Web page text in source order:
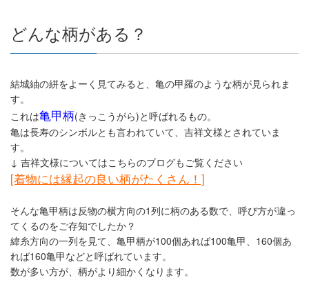
どんな柄がある？
結城紬の絣をよーく見てみると、亀の甲羅のような柄が見られま
す。
これは亀甲柄(きっこうがら)と呼ばれるもの。
亀は長寿のシンボルとも言われていて、吉祥文様とされていま
す。
↓ 吉祥文様についてはこちらのブログもご覧ください
[着物には縁起の良い柄がたくさん！]
そんな亀甲柄は反物の横方向の1列に柄のある数で、呼び方が違っ
てくるのをご存知でしたか？
緯糸方向の一列を見て、亀甲柄が100個あれば100亀甲、160個あ
れば160亀甲などと呼ばれています。
数が多い方が、柄がより細かくなります。